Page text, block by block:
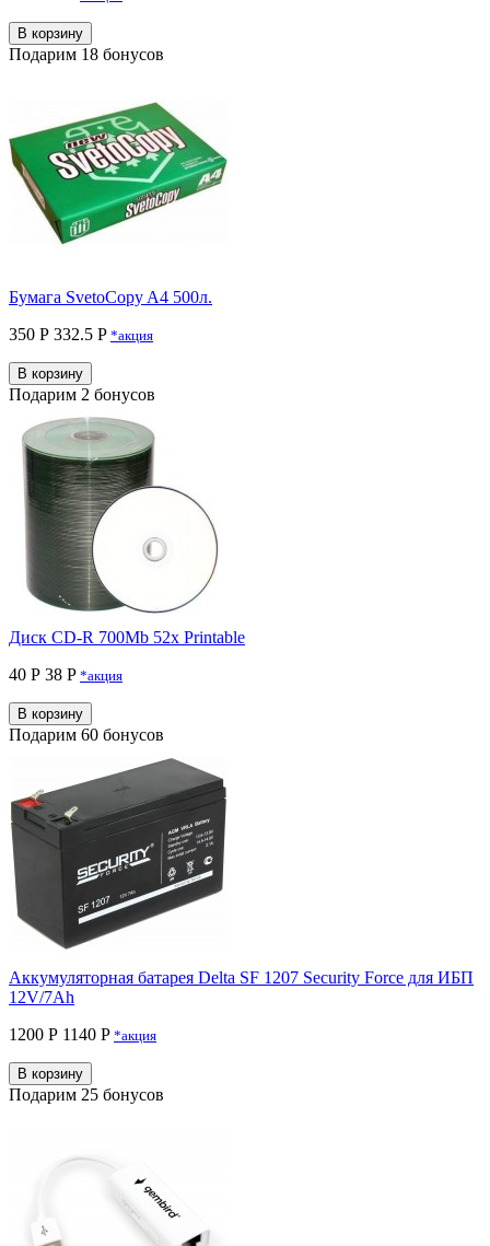
В корзину
Подарим 18 бонусов
Бумага SvetoCopy A4 500л.
350 Р 332.5 P *акция
В корзину
Подарим 2 бонусов
Диск CD-R 700Mb 52x Printable
40 Р 38 P *акция
В корзину
Подарим 60 бонусов
Аккумуляторная батарея Delta SF 1207 Security Force для ИБП
12V/7Ah
1200 Р 1140 P *акция
В корзину
Подарим 25 бонусов